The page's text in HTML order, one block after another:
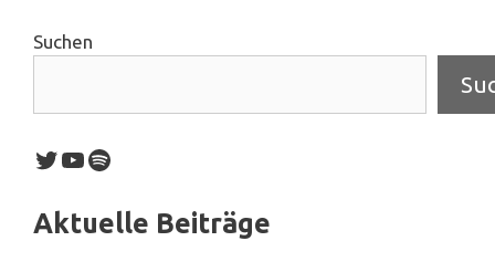
Suchen
Twitter
YouTube
Spotify
Aktuelle Beiträge